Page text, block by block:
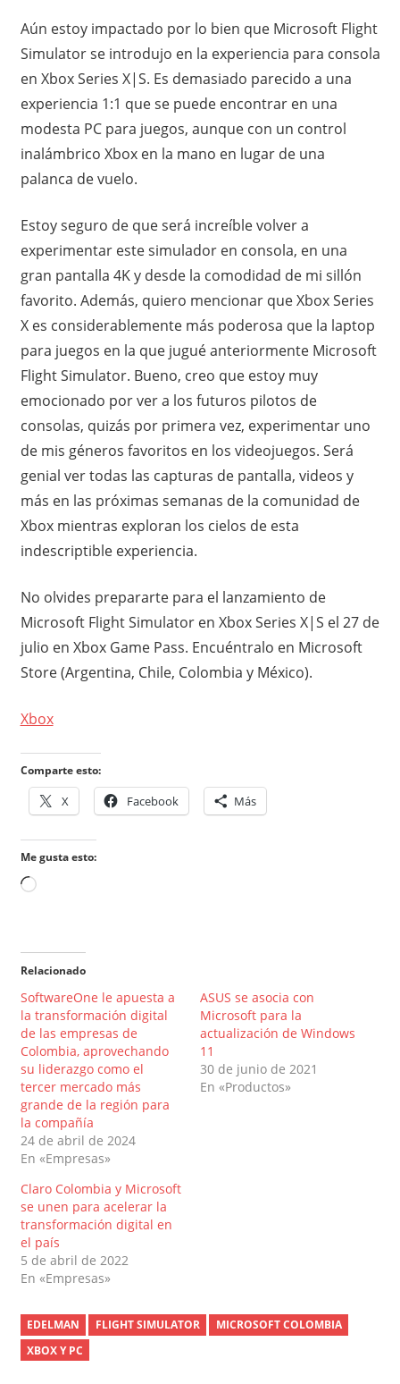
Aún estoy impactado por lo bien que Microsoft Flight
Simulator se introdujo en la experiencia para consola
en Xbox Series X|S. Es demasiado parecido a una
experiencia 1:1 que se puede encontrar en una
modesta PC para juegos, aunque con un control
inalámbrico Xbox en la mano en lugar de una
palanca de vuelo.
Estoy seguro de que será increíble volver a
experimentar este simulador en consola, en una
gran pantalla 4K y desde la comodidad de mi sillón
favorito. Además, quiero mencionar que Xbox Series
X es considerablemente más poderosa que la laptop
para juegos en la que jugué anteriormente Microsoft
Flight Simulator. Bueno, creo que estoy muy
emocionado por ver a los futuros pilotos de
consolas, quizás por primera vez, experimentar uno
de mis géneros favoritos en los videojuegos. Será
genial ver todas las capturas de pantalla, videos y
más en las próximas semanas de la comunidad de
Xbox mientras exploran los cielos de esta
indescriptible experiencia.
No olvides prepararte para el lanzamiento de
Microsoft Flight Simulator en Xbox Series X|S el 27 de
julio en Xbox Game Pass. Encuéntralo en Microsoft
Store (Argentina, Chile, Colombia y México).
Xbox
Comparte esto:
X Facebook Más
Me gusta esto:
Cargando...
Relacionado
SoftwareOne le apuesta a
la transformación digital
de las empresas de
Colombia, aprovechando
su liderazgo como el
tercer mercado más
grande de la región para
la compañía
24 de abril de 2024
En «Empresas»
ASUS se asocia con
Microsoft para la
actualización de Windows
11
30 de junio de 2021
En «Productos»
Claro Colombia y Microsoft
se unen para acelerar la
transformación digital en
el país
5 de abril de 2022
En «Empresas»
EDELMAN FLIGHT SIMULATOR
MICROSOFT COLOMBIA
XBOX Y PC